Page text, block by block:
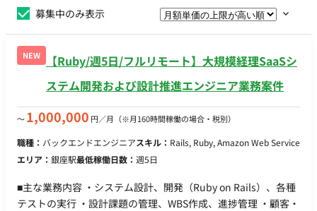
募集中のみ表示
NEW
【Ruby/週5日/フルリモート】大規模経理SaaSシ
ステム開発および設計推進エンジニア業務案件
〜1,000,000 円／月 （※月160時間稼働の場合・税別）
職種： バックエンドエンジニアスキル： Rails, Ruby, Amazon Web Service
エリア： 銀座駅最低稼働日数： 週5日
■主な業務内容 ・システム設計、開発（Ruby on Rails）、各種
テストの実行 ・設計課題の管理、WBS作成、進捗管理 ・顧客・